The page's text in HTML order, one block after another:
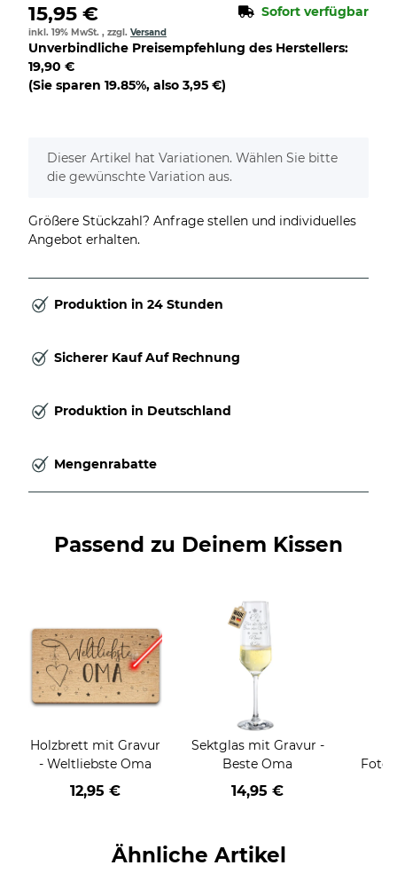
15,95 € Sofort verfügbar
inkl. 19% MwSt. , zzgl. Versand
Unverbindliche Preisempfehlung des Herstellers:
19,90 €
(Sie sparen 19.85%, also 3,95 €)
x
Dieser Artikel hat Variationen. Wählen Sie bitte
die gewünschte Variation aus.
Größere Stückzahl? Anfrage stellen und individuelles
Angebot erhalten.
Produktion in 24 Stunden
Sicherer Kauf Auf Rechnung
Produktion in Deutschland
Mengenrabatte
Passend zu Deinem Kissen
Holzbrett mit Gravur
- Weltliebste Oma
12,95 €
Sektglas mit Gravur -
Beste Oma
14,95 €
Ähnliche Artikel